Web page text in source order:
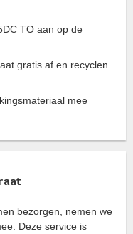
TO aan op de
gratis af en recyclen
mee
bezorgen, nemen we
Deze service is